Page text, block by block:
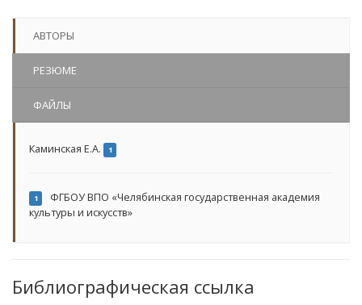
АВТОРЫ
РЕЗЮМЕ
ФАЙЛЫ
Каминская Е.А. 1
1
ФГБОУ ВПО «Челябинская государственная академия
культуры и искусств»
Библиографическая ссылка